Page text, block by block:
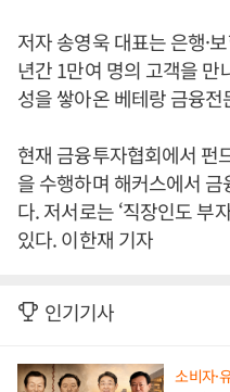
저자 송영욱 대표는 은행·
년간 1만여 명의 고객을
성을 쌓아온 베테랑 금융전
현재 금융투자협회에서 펀
을 수행하며 해커스에서
다. 저서로는 ‘직장인도 부
있다. 이한재 기자
인기기사
소비자·